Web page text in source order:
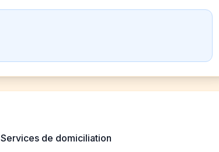
Services de domiciliation